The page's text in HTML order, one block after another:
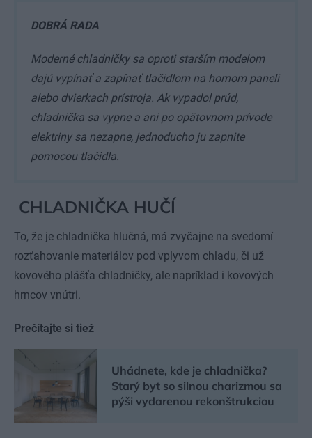
DOBRÁ RADA
Moderné chladničky sa oproti starším modelom
dajú vypínať a zapínať tlačidlom na hornom paneli
alebo dvierkach prístroja. Ak vypadol prúd,
chladnička sa vypne a ani po opätovnom prívode
elektriny sa nezapne, jednoducho ju zapnite
pomocou tlačidla.
CHLADNIČKA HUČÍ
To, že je chladnička hlučná, má zvyčajne na svedomí
rozťahovanie materiálov pod vplyvom chladu, či už
kovového plášťa chladničky, ale napríklad i kovových
hrncov vnútri.
Prečítajte si tiež
Uhádnete, kde je chladnička?
Starý byt so silnou charizmou sa
pýši vydarenou rekonštrukciou